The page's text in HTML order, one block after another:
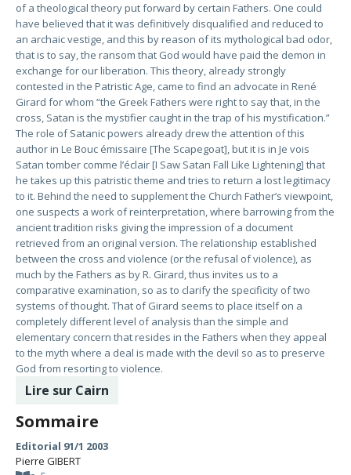
of a theological theory put forward by certain Fathers. One could
have believed that it was definitively disqualified and reduced to
an archaic vestige, and this by reason of its mythological bad odor,
that is to say, the ransom that God would have paid the demon in
exchange for our liberation. This theory, already strongly
contested in the Patristic Age, came to find an advocate in René
Girard for whom “the Greek Fathers were right to say that, in the
cross, Satan is the mystifier caught in the trap of his mystification.”
The role of Satanic powers already drew the attention of this
author in Le Bouc émissaire [The Scapegoat], but it is in Je vois
Satan tomber comme l’éclair [I Saw Satan Fall Like Lightening] that
he takes up this patristic theme and tries to return a lost legitimacy
to it. Behind the need to supplement the Church Father’s viewpoint,
one suspects a work of reinterpretation, where barrowing from the
ancient tradition risks giving the impression of a document
retrieved from an original version. The relationship established
between the cross and violence (or the refusal of violence), as
much by the Fathers as by R. Girard, thus invites us to a
comparative examination, so as to clarify the specificity of two
systems of thought. That of Girard seems to place itself on a
completely different level of analysis than the simple and
elementary concern that resides in the Fathers when they appeal
to the myth where a deal is made with the devil so as to preserve
God from resorting to violence.
Lire sur Cairn
Sommaire
Editorial 91/1 2003
Pierre GIBERT